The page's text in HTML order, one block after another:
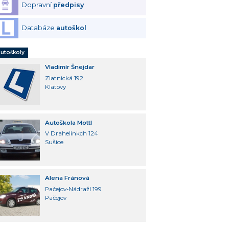
Dopravní předpisy
Databáze autoškol
Vladimír Šnejdar
Zlatnická 192
Klatovy
Autoškola Mottl
V Drahelinkch 124
Sušice
Alena Fránová
Pačejov-Nádraží 199
Pačejov